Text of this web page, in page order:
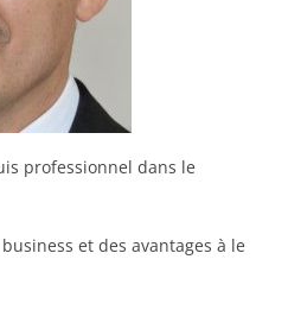
professionnel dans le
et des avantages à le